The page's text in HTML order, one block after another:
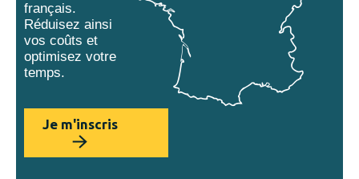
français.
Réduisez ainsi
vos coûts et
optimisez votre
temps.
Je m'inscris